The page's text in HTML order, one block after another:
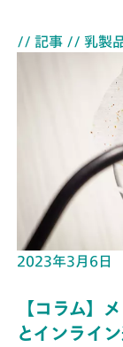
// 記事 // 乳製
2023年3月6日
【コラム】
とインライ